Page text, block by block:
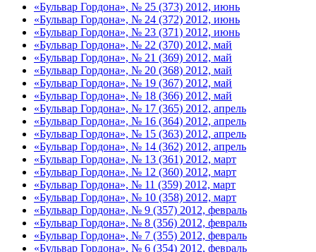
«Бульвар Гордона», № 25 (373) 2012, июнь
«Бульвар Гордона», № 24 (372) 2012, июнь
«Бульвар Гордона», № 23 (371) 2012, июнь
«Бульвар Гордона», № 22 (370) 2012, май
«Бульвар Гордона», № 21 (369) 2012, май
«Бульвар Гордона», № 20 (368) 2012, май
«Бульвар Гордона», № 19 (367) 2012, май
«Бульвар Гордона», № 18 (366) 2012, май
«Бульвар Гордона», № 17 (365) 2012, апрель
«Бульвар Гордона», № 16 (364) 2012, апрель
«Бульвар Гордона», № 15 (363) 2012, апрель
«Бульвар Гордона», № 14 (362) 2012, апрель
«Бульвар Гордона», № 13 (361) 2012, март
«Бульвар Гордона», № 12 (360) 2012, март
«Бульвар Гордона», № 11 (359) 2012, март
«Бульвар Гордона», № 10 (358) 2012, март
«Бульвар Гордона», № 9 (357) 2012, февраль
«Бульвар Гордона», № 8 (356) 2012, февраль
«Бульвар Гордона», № 7 (355) 2012, февраль
«Бульвар Гордона», № 6 (354) 2012, февраль